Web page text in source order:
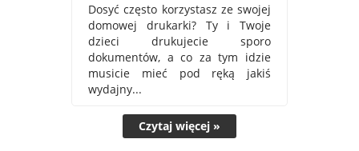
Dosyć często korzystasz ze swojej
domowej drukarki? Ty i Twoje
dzieci drukujecie sporo
dokumentów, a co za tym idzie
musicie mieć pod ręką jakiś
wydajny...
Czytaj więcej »